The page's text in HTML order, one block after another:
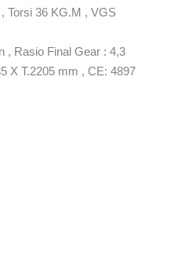
Torsi 36 KG.M , VGS
, Rasio Final Gear : 4,3
X T.2205 mm , CE: 4897